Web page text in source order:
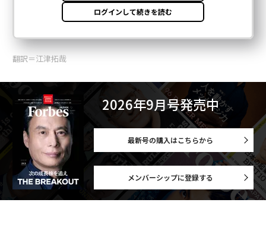
翻訳＝江津拓哉
2026年9月号発売中
最新号の購入はこちらから
メンバーシップに登録する